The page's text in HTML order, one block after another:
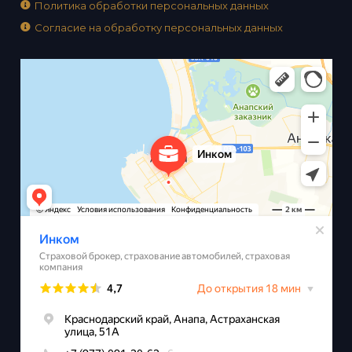
Политика обработки персональных данных
Согласие на обработку персональных данных